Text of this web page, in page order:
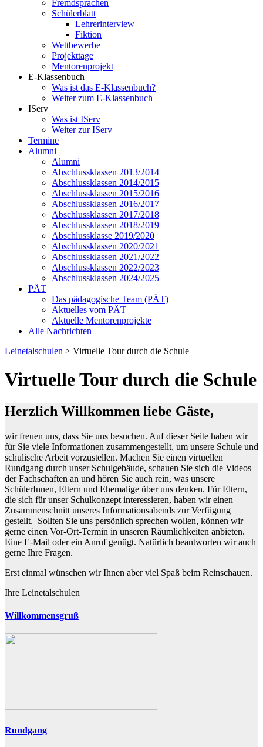
Fremdsprachen
Schülerblatt
Lehrerinterview
Fiktion
Wettbewerbe
Projekttage
Mentorenprojekt
E-Klassenbuch
Was ist das E-Klassenbuch?
Weiter zum E-Klassenbuch
IServ
Was ist IServ
Weiter zur IServ
Termine
Alumni
Alumni
Abschlussklassen 2013/2014
Abschlussklassen 2014/2015
Abschlussklassen 2015/2016
Abschlussklassen 2016/2017
Abschlussklassen 2017/2018
Abschlussklassen 2018/2019
Abschlussklasse 2019/2020
Abschlussklassen 2020/2021
Abschlussklassen 2021/2022
Abschlussklassen 2022/2023
Abschlussklassen 2024/2025
PÄT
Das pädagogische Team (PÄT)
Aktuelles vom PÄT
Aktuelle Mentorenprojekte
Alle Nachrichten
Leinetalschulen > Virtuelle Tour durch die Schule
Virtuelle Tour durch die Schule
Herzlich Willkommen liebe Gäste,
wir freuen uns, dass Sie uns besuchen. Auf dieser Seite haben wir
für Sie viele Informationen zusammengestellt, um unsere Schule und
schulische Arbeit vorzustellen. Machen Sie einen virtuellen
Rundgang durch unser Schulgebäude, schauen Sie sich die Videos
der Fachschaften an und hören Sie auch rein, was unsere
SchülerInnen, Eltern und Ehemalige über uns denken. Für Eltern,
die sich für unser Schulkonzept interessieren, haben wir einen
Zusammenschnitt unseres Informationsabends zur Verfügung
gestellt. Sollten Sie uns persönlich sprechen wollen, können wir
gerne einen Vor-Ort-Termin in unseren Räumlichkeiten anbieten.
Eine E-Mail oder ein Anruf genügt. Natürlich beantworten wir auch
gerne Ihre Fragen.
Erst einmal wünschen wir Ihnen aber viel Spaß beim Reinschauen.
Ihre Leinetalschulen
Willkommensgruß
Rundgang